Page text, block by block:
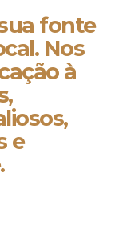
fonte
Nos
à
e